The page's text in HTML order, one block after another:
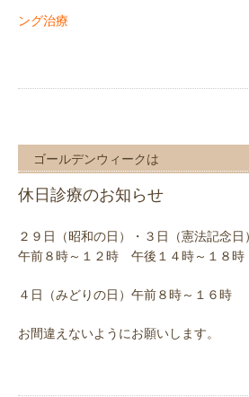
ング治療
ゴールデンウィークは
休日診療のお知らせ
２９日（昭和の日）・３日（憲法記念
午前８時～１２時 午後１４時～１８時
４日（みどりの日）午前８時～１６時
お間違えないようにお願いします。